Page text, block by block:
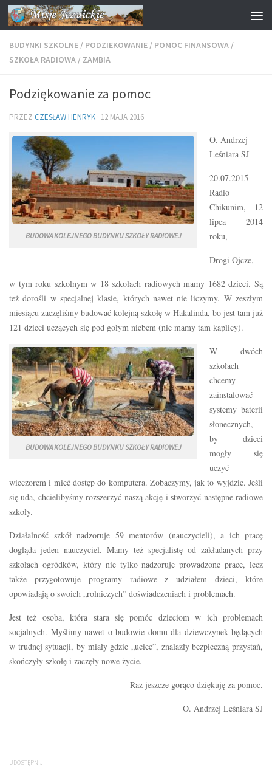
Przejdź do treści
BUDYNKI SZKOLNE / PODZIEKOWANIE / POMOC FINANSOWA /
SZKOŁA RADIOWA / ZAMBIA
Podziękowanie za pomoc
PRZEZ CZESŁAW HENRYK · 12 MAJA 2016
BUDOWA KOLEJNEGO BUDYNKU SZKOŁY RADIOWEJ
O. Andrzej
Leśniara SJ
20.07.2015
Radio
Chikunim, 12
lipca 2014
roku,
Drogi Ojcze,
w tym roku szkolnym w 18 szkołach radiowych mamy 1682 dzieci. Są
też dorośli w specjalnej klasie, których nawet nie liczymy. W zeszłym
miesiącu zaczęliśmy budować kolejną szkołę w Hakalinda, bo jest tam już
121 dzieci uczących się pod gołym niebem (nie mamy tam kaplicy).
BUDOWA KOLEJNEGO BUDYNKU SZKOŁY RADIOWEJ
W dwóch
szkołach
chcemy
zainstalować
systemy baterii
słonecznych,
by dzieci
mogły się
uczyć
wieczorem i mieć dostęp do komputera. Zobaczymy, jak to wyjdzie. Jeśli
się uda, chcielibyśmy rozszerzyć naszą akcję i stworzyć następne radiowe
szkoły.
Działalność szkół nadzoruje 59 mentorów (nauczycieli), a ich pracę
dogląda jeden nauczyciel. Mamy też specjalistę od zakładanych przy
szkołach ogródków, który nie tylko nadzoruje prowadzone prace, lecz
także przygotowuje programy radiowe z udziałem dzieci, które
opowiadają o swoich „rolniczych” doświadczeniach i problemach.
Jest też osoba, która stara się pomóc dzieciom w ich problemach
socjalnych. Myślimy nawet o budowie domu dla dziewczynek będących
w trudnej sytuacji, by miały gdzie „uciec”, znalazły bezpieczną przystań,
skończyły szkołę i zaczęły nowe życie.
Raz jeszcze gorąco dziękuję za pomoc.
O. Andrzej Leśniara SJ
UDOSTĘPNIJ